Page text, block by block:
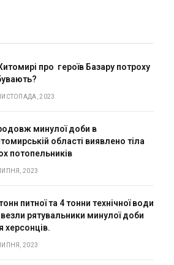
про героїв Базару потроху
2023
минулої доби в
області виявлено тіла
потопельників
2023
питної та 4 тонни технічної води
рятувальники минулої доби
херсонців.
2023